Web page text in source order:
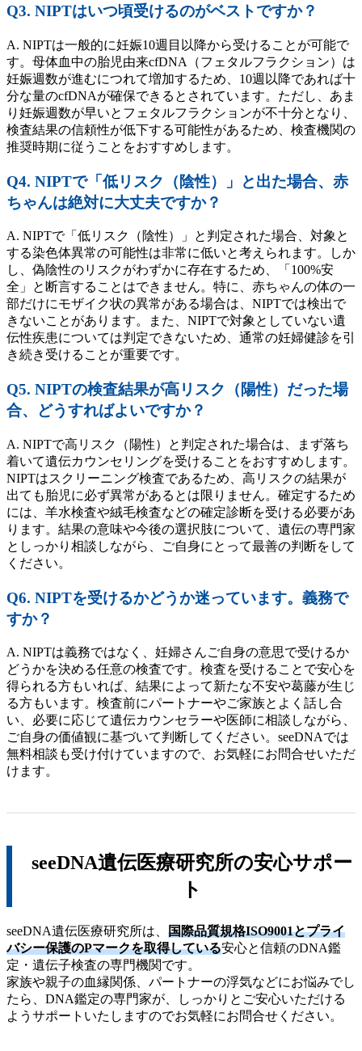
Q3. NIPTはいつ頃受けるのがベストですか？
A. NIPTは一般的に妊娠10週目以降から受けることが可能で
す。母体血中の胎児由来cfDNA（フェタルフラクション）は
妊娠週数が進むにつれて増加するため、10週以降であれば十
分な量のcfDNAが確保できるとされています。ただし、あま
り妊娠週数が早いとフェタルフラクションが不十分となり、
検査結果の信頼性が低下する可能性があるため、検査機関の
推奨時期に従うことをおすすめします。
Q4. NIPTで「低リスク（陰性）」と出た場合、赤
ちゃんは絶対に大丈夫ですか？
A. NIPTで「低リスク（陰性）」と判定された場合、対象と
する染色体異常の可能性は非常に低いと考えられます。しか
し、偽陰性のリスクがわずかに存在するため、「100%安
全」と断言することはできません。特に、赤ちゃんの体の一
部だけにモザイク状の異常がある場合は、NIPTでは検出で
きないことがあります。また、NIPTで対象としていない遺
伝性疾患については判定できないため、通常の妊婦健診を引
き続き受けることが重要です。
Q5. NIPTの検査結果が高リスク（陽性）だった場
合、どうすればよいですか？
A. NIPTで高リスク（陽性）と判定された場合は、まず落ち
着いて遺伝カウンセリングを受けることをおすすめします。
NIPTはスクリーニング検査であるため、高リスクの結果が
出ても胎児に必ず異常があるとは限りません。確定するため
には、羊水検査や絨毛検査などの確定診断を受ける必要があ
ります。結果の意味や今後の選択肢について、遺伝の専門家
としっかり相談しながら、ご自身にとって最善の判断をして
ください。
Q6. NIPTを受けるかどうか迷っています。義務で
すか？
A. NIPTは義務ではなく、妊婦さんご自身の意思で受けるか
どうかを決める任意の検査です。検査を受けることで安心を
得られる方もいれば、結果によって新たな不安や葛藤が生じ
る方もいます。検査前にパートナーやご家族とよく話し合
い、必要に応じて遺伝カウンセラーや医師に相談しながら、
ご自身の価値観に基づいて判断してください。seeDNAでは
無料相談も受け付けていますので、お気軽にお問合せいただ
けます。
seeDNA遺伝医療研究所の安心サポー
ト
seeDNA遺伝医療研究所は、 国際品質規格ISO9001とプライ
バシー保護のPマークを取得している安心と信頼のDNA鑑
定・遺伝子検査の専門機関です。
家族や親子の血縁関係、パートナーの浮気などにお悩みでし
たら、DNA鑑定の専門家が、しっかりとご安心いただける
ようサポートいたしますのでお気軽にお問合せください。